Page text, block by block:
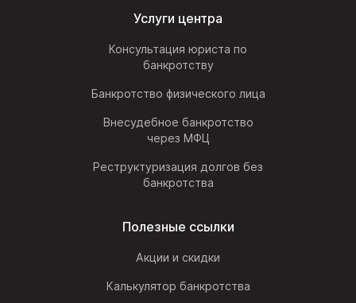
Услуги центра
Консультация юриста по
банкротству
Банкротство физического лица
Внесудебное банкротство
через МФЦ
Реструктуризация долгов без
банкротства
Полезные ссылки
Акции и скидки
Калькулятор банкротства